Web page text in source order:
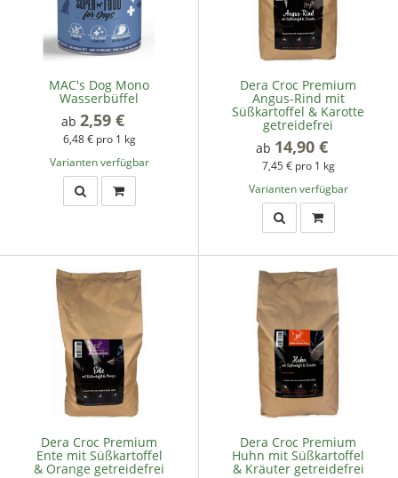
MAC's Dog Mono
Wasserbüffel
ab 2,59 €
6,48 € pro 1 kg
Varianten verfügbar
Dera Croc Premium
Angus-Rind mit
Süßkartoffel & Karotte
getreidefrei
ab 14,90 €
7,45 € pro 1 kg
Varianten verfügbar
Dera Croc Premium
Ente mit Süßkartoffel
& Orange getreidefrei
Dera Croc Premium
Huhn mit Süßkartoffel
& Kräuter getreidefrei